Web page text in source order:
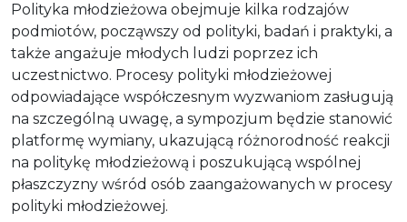
Polityka młodzieżowa obejmuje kilka rodzajów
podmiotów, począwszy od polityki, badań i praktyki, a
także angażuje młodych ludzi poprzez ich
uczestnictwo. Procesy polityki młodzieżowej
odpowiadające współczesnym wyzwaniom zasługują
na szczególną uwagę, a sympozjum będzie stanowić
platformę wymiany, ukazującą różnorodność reakcji
na politykę młodzieżową i poszukującą wspólnej
płaszczyzny wśród osób zaangażowanych w procesy
polityki młodzieżowej.